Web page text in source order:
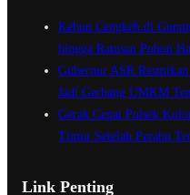
Kebun Cengkeh di
hingga Ratusan Pohon
Gubernur ASR
Jadi Gerbang UMKM
Gerak Cepat Polsek
Timur Setelah Perahu
Link Penting